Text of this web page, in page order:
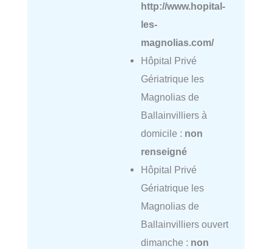
http://www.hopital-
les-
magnolias.com/
Hôpital Privé
Gériatrique les
Magnolias de
Ballainvilliers à
domicile : non
renseigné
Hôpital Privé
Gériatrique les
Magnolias de
Ballainvilliers ouvert
dimanche : non